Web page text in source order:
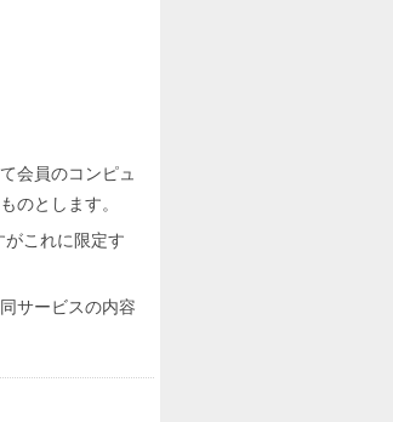
会員のコンピュ
のとします。
これに限定す
サービスの内容